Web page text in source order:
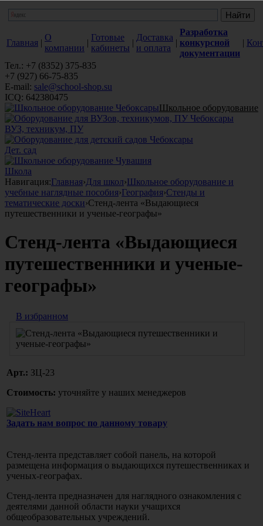
Главная |
О
компании
|
Готовые
кабинеты
|
Доставка
и оплата
|
Разработка
конкурсной
документации
|
Тел.: +7 (8352) 375-835
+7 (927) 66-75-835
E-mail: sale@school-shop.su
ICQ: 642380475
Школьное оборудование
ВУЗ, техникум, ПУ
Дет. сад
Школа
Навигация:Главная›Для школ›Школьное оборудование и
учебные наглядные пособия›География›Стенды и
тематические доски›Стенд-лента «Выдающиеся
путешественники и ученые-географы»
Стенд-лента «Выдающиеся
путешественники и ученые-
географы»
В избранном
Арт.: ЗЦ-23
Стоимость: уточняйте у наших менеджеров
Задать нам вопрос по данному товару
Стенд-лента представляет собой панель, на которой
размещена информация о выдающихся путешественниках и
ученых-географах.
Стенд-лента предназначен для наглядного ознакомления с
деятелями данной области науки учащихся
общеобразовательных учреждений.